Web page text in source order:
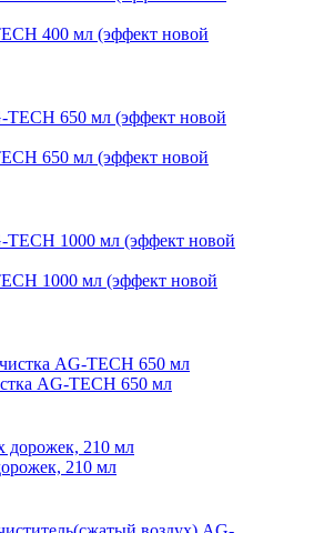
400 мл (эффект новой
650 мл (эффект новой
1000 мл (эффект новой
AG-TECH 650 мл
210 мл